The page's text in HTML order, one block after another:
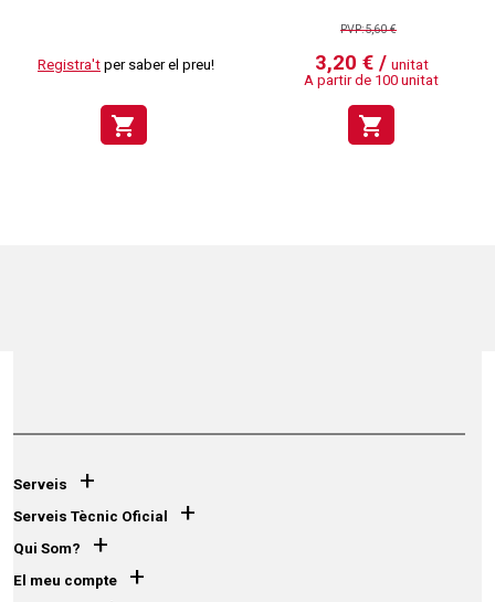
Registra't per saber el preu!
shopping_cart
PVP:5,60 €
3,20 € / unitat
A partir de 100 unitat
shopping_cart
Serveis +
Serveis Tècnic Oficial +
Qui Som? +
El meu compte +